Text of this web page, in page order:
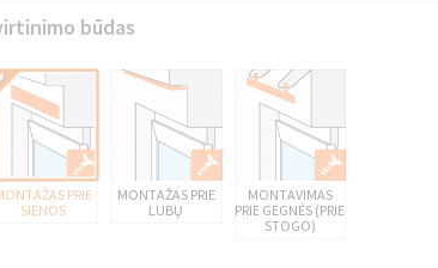
būdas
PRIE
SIENOS
MONTAŽAS PRIE
LUBŲ
MONTAVIMAS
PRIE GEGNĖS (PRIE
STOGO)